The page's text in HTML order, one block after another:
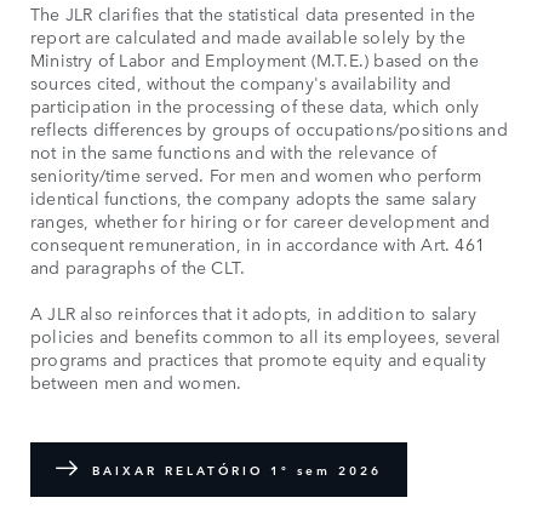
The JLR clarifies that the statistical data presented in the
report are calculated and made available solely by the
Ministry of Labor and Employment (M.T.E.) based on the
sources cited, without the company's availability and
participation in the processing of these data, which only
reflects differences by groups of occupations/positions and
not in the same functions and with the relevance of
seniority/time served. For men and women who perform
identical functions, the company adopts the same salary
ranges, whether for hiring or for career development and
consequent remuneration, in in accordance with Art. 461
and paragraphs of the CLT.
A JLR also reinforces that it adopts, in addition to salary
policies and benefits common to all its employees, several
programs and practices that promote equity and equality
between men and women.
BAIXAR RELATÓRIO 1º sem 2026